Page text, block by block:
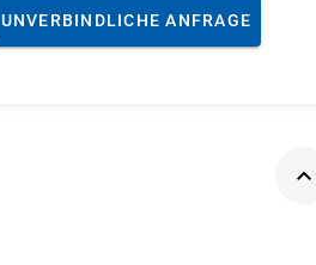
UNVERBINDLICHE ANFRAGE